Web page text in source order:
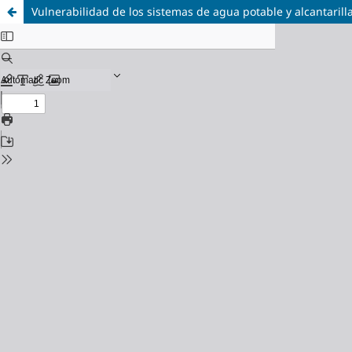
Vulnerabilidad de los sistemas de agua potable y